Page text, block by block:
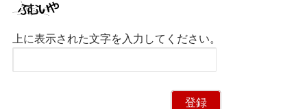
上に表示された文字を入力してください。